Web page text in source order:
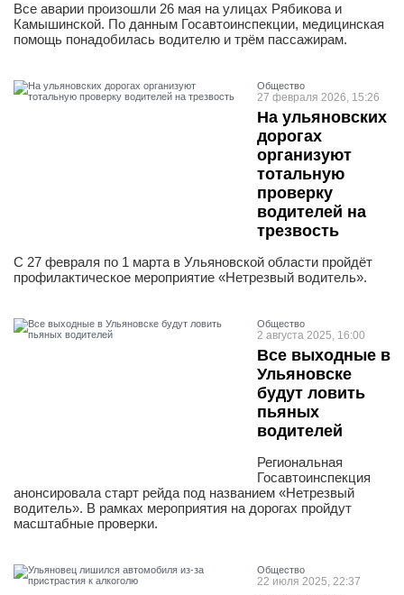
Все аварии произошли 26 мая на улицах Рябикова и
Камышинской. По данным Госавтоинспекции, медицинская
помощь понадобилась водителю и трём пассажирам.
Общество
27 февраля 2026, 15:26
На ульяновских
дорогах
организуют
тотальную
проверку
водителей на
трезвость
С 27 февраля по 1 марта в Ульяновской области пройдёт
профилактическое мероприятие «Нетрезвый водитель».
Общество
2 августа 2025, 16:00
Все выходные в
Ульяновске
будут ловить
пьяных
водителей
Региональная
Госавтоинспекция
анонсировала старт рейда под названием «Нетрезвый
водитель». В рамках мероприятия на дорогах пройдут
масштабные проверки.
Общество
22 июля 2025, 22:37